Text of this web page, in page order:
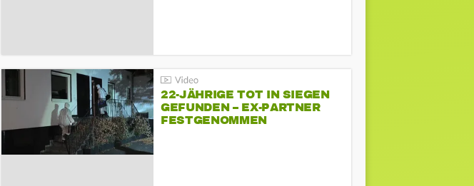
22-JÄHRIGE TOT IN SIEGEN
GEFUNDEN – EX-PARTNER
FESTGENOMMEN